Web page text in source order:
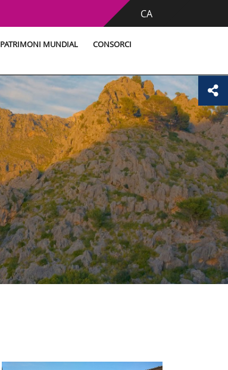
CA
PATRIMONI MUNDIAL CONSORCI